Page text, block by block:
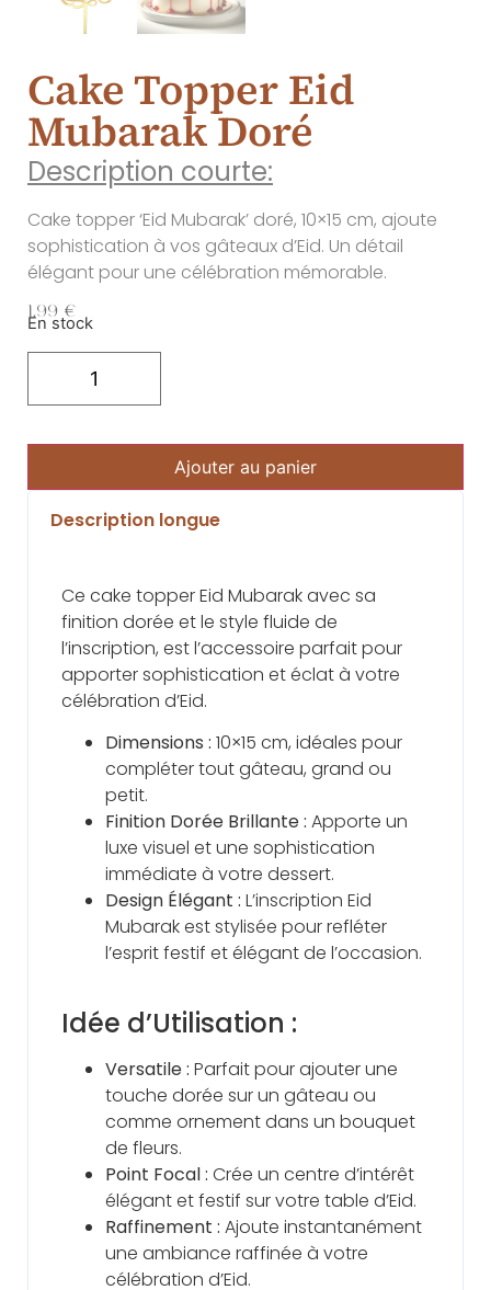
Cake Topper Eid
Mubarak Doré
Description courte:
Cake topper ‘Eid Mubarak’ doré, 10×15 cm, ajoute
sophistication à vos gâteaux d’Eid. Un détail
élégant pour une célébration mémorable.
1.99€
En stock
Ajouter au panier
Description longue
Ce cake topper Eid Mubarak avec sa
finition dorée et le style fluide de
l’inscription, est l’accessoire parfait pour
apporter sophistication et éclat à votre
célébration d’Eid.
Dimensions : 10×15 cm, idéales pour
compléter tout gâteau, grand ou
petit.
Finition Dorée Brillante : Apporte un
luxe visuel et une sophistication
immédiate à votre dessert.
Design Élégant : L’inscription Eid
Mubarak est stylisée pour refléter
l’esprit festif et élégant de l’occasion.
Idée d’Utilisation :
Versatile : Parfait pour ajouter une
touche dorée sur un gâteau ou
comme ornement dans un bouquet
de fleurs.
Point Focal : Crée un centre d’intérêt
élégant et festif sur votre table d’Eid.
Raffinement : Ajoute instantanément
une ambiance raffinée à votre
célébration d’Eid.